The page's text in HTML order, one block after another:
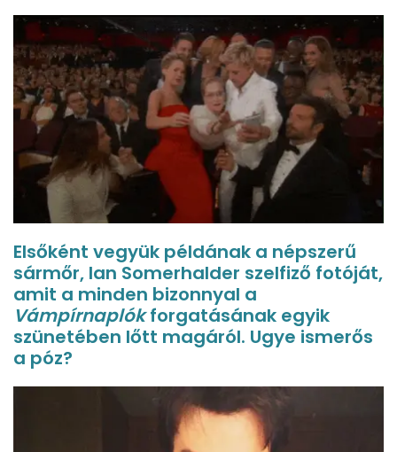
Elsőként vegyük példának a népszerű
sármőr, Ian Somerhalder szelfiző fotóját,
amit a minden bizonnyal a
Vámpírnaplókforgatásának egyik
szünetében lőtt magáról. Ugye ismerős
a póz?